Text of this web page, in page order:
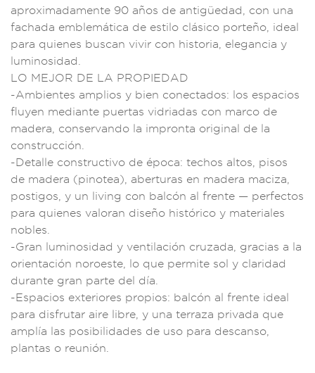
aproximadamente 90 años de antigüedad
, con una
fachada emblemática de estilo clásico porteño, ideal
para quienes buscan vivir con historia, elegancia y
uminosidad.
LO MEJOR DE LA PROPIEDAD
-Ambientes amplios y bien conectados: los espacios
fluyen mediante puertas vidriadas con marco de
madera , conservando la impronta original de la
construcción.
-Deta lle constructivo de época: techos altos, pisos
de madera (pinotea), aberturas en madera maciza,
postigos, y un l iving con balcón al frente — perfectos
para quienes valoran diseño histórico y materia les
nobles.
-Gran luminosidad y ventilación cruzada, gracias a la
orientación noroeste, lo que permite sol y claridad
durante gran parte del día.
-Espacios exteriores propios: balcón al frente ideal
para disfrutar aire libre, y una terraza privada que
amplía las posibil idades de uso para descanso,
plantas o reunión.